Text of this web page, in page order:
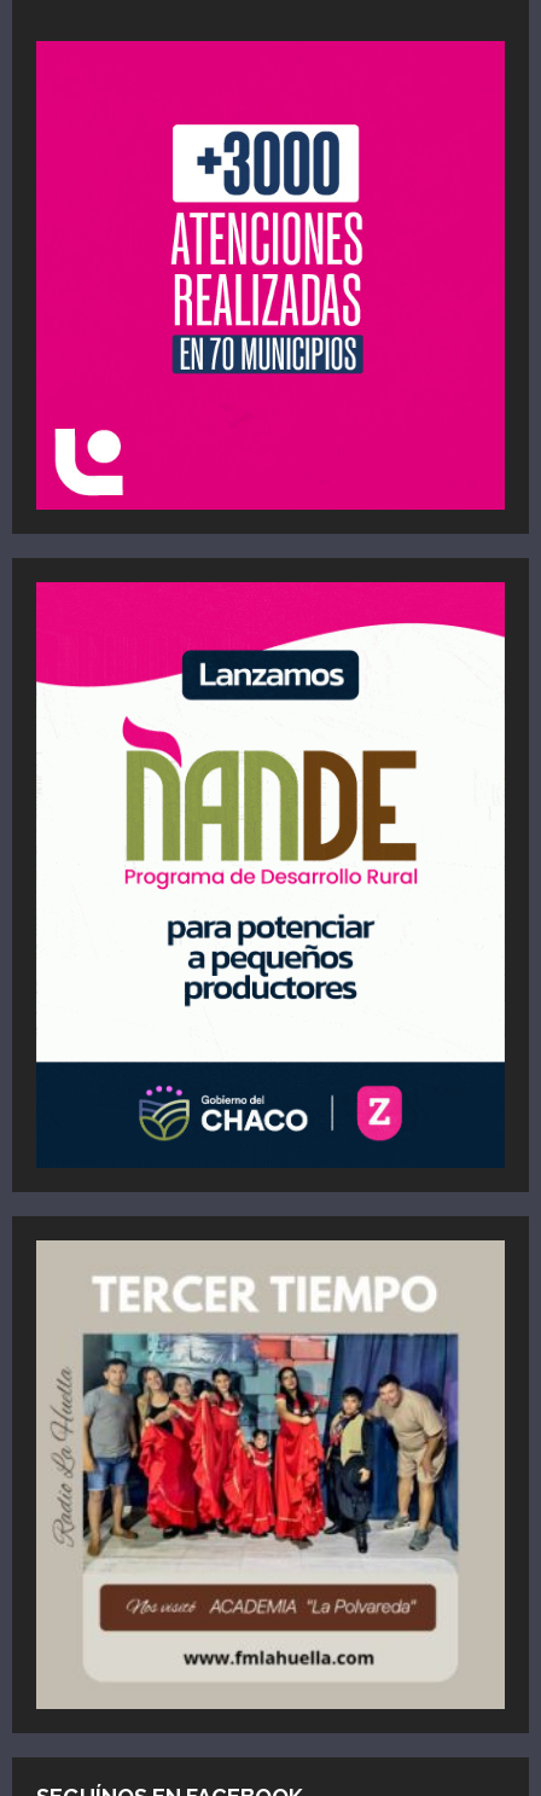
antes
entradas